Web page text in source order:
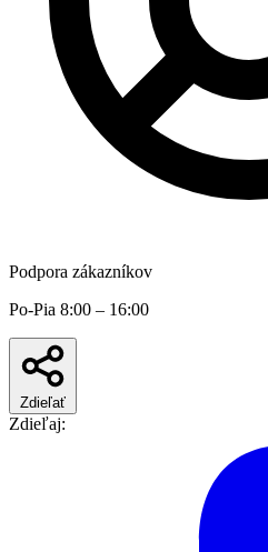
Podpora zákazníkov
Po-Pia 8:00 – 16:00
Zdieľať
Zdieľaj: